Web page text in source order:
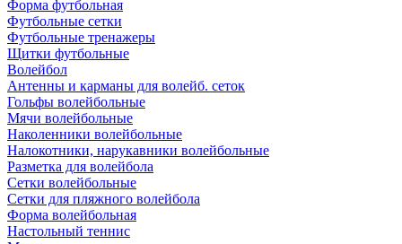
Форма футбольная
Футбольные сетки
Футбольные тренажеры
Щитки футбольные
Волейбол
Антенны и карманы для волейб. сеток
Гольфы волейбольные
Мячи волейбольные
Наколенники волейбольные
Налокотники, нарукавники волейбольные
Разметка для волейбола
Сетки волейбольные
Сетки для пляжного волейбола
Форма волейбольная
Настольный теннис